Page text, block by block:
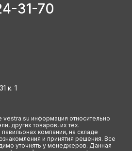
31-70
к. 1
vestra.su информация относительно
других товаров, их тех.
павильонах компании, на складе
и принятия решения. Все
уточнять у менеджеров. Данная